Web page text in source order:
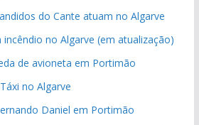
do Cante atuam no Algarve
no Algarve (em atualização)
de avioneta em Portimão
no Algarve
Daniel em Portimão